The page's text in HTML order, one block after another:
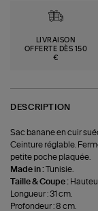
LIVRAISON
OFFERTE DÈS 150
€
DESCRIPTION
Sac banane en cuir
Ceinture réglable.
petite poche plaquée.
Made in :Tunisie.
Taille & Coupe :
Longueur : 31 cm.
Profondeur : 8 cm.